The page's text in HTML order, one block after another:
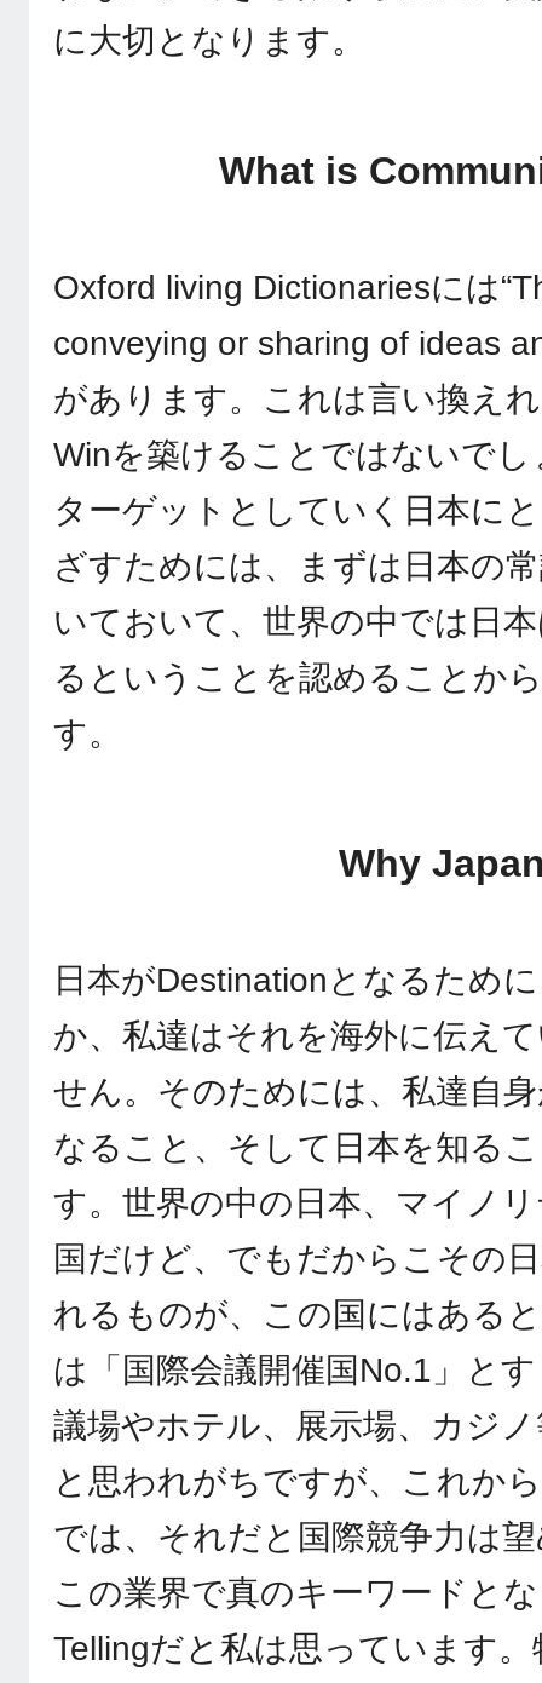
に大切となります。
What is
Oxford living Dictionariesには
conveying or sharing of ideas
があります。これは言い換え
Winを築けることではないで
ターゲットとしていく日本に
ざすためには、まずは日本の
いておいて、世界の中では日
るということを認めることか
す。
Why
日本がDestinationとなるため
か、私達はそれを海外に伝え
せん。そのためには、私達自
なること、そして日本を知る
す。世界の中の日本、マイノ
国だけど、でもだからこその
れるものが、この国にはある
は「国際会議開催国No.1」と
議場やホテル、展示場、カジ
と思われがちですが、これか
では、それだと国際競争力は
この業界で真のキーワードと
Tellingだと私は思っています